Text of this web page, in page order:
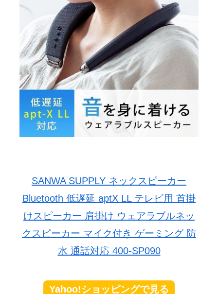
SANWA SUPPLY ネックスピーカー
Bluetooth 低遅延 aptX LL テレビ用 首掛
けスピーカー 肩掛け ウェアラブルネッ
クスピーカー マイク付き ゲーミング 防
水 通話対応 400-SP090
Yahoo!ショッピングで見る